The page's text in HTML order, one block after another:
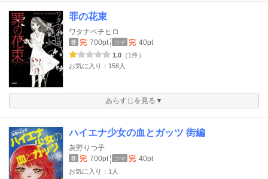
罪の花束
ワタナベチヒロ
巻 完 700pt コマ 完 40pt
1.0 （1件）
お気に入り：158人
あらすじを見る▼
ハイエナ少女の血とガッツ 街編
灰野りつ子
巻 完 700pt コマ 完 40pt
お気に入り：1人